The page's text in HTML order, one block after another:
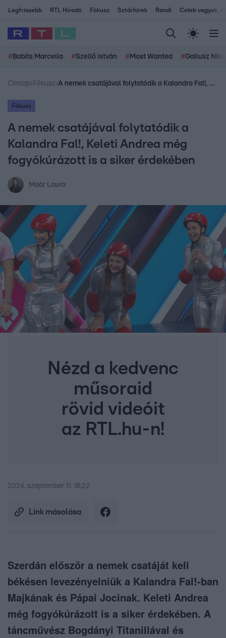
Legfrissebb RTL Híradó Fókusz Sztárhírek Randi Celeb vagyok,
# Babits Marcella #Szellő István # Most Wanted #Gallusz
Címlap› Fókusz› A nemek csatájával folytatódik a Kalandra Fal!, Keleti Andrea még fogyókúrázott is a siker érdekében
Fókusz
A nemek csatájával folytatódik a
Kalandra Fal!, Keleti Andrea még
fogyókúrázott is a siker érdekében
Maár Laura
Nézd a kedvenc
műsoraid
rövid videóit
az RTL.hu-n!
2024. szeptember 11. 18:22
Link másolása
Szerdán először a nemek csatáját kell
békésen levezényelniük a Kalandra Fal!-ban
Majkának és Pápai Jocinak. Keleti Andrea
még fogyókúrázott is a siker érdekében. A
táncművész Bogdányi Titanillával és